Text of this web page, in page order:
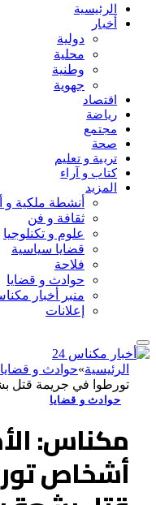
الرئيسية
أخبار
دولية
محلية
وطنية
جهوية
اقتصاد
رياضة
مجتمع
صحة
تربية و تعليم
كتاب و آراء
المزيد
أنشطة ملكية و
ثقافة و فن
علوم و تكنلوجيا
قضايا سياسية
فلاحة
حوادث و قضايا
منبر أخبار مكناس
إعلانات
الرئيسية»حوادث و قضايا
تورطوا في جريمة قتل
حوادث و قضايا
أشخاص